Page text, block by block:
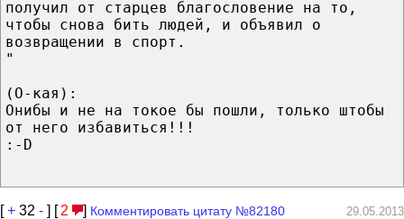
получил от старцев благословение на то,
чтобы снова бить людей, и объявил о
возвращении в спорт.
"
(О-кая):
Онибы и не на токое бы пошли, только штобы
от него избавиться!!!
:-D
[+ 32 - ] [ 2 ] Комментировать цитату №82180 29.05.2013